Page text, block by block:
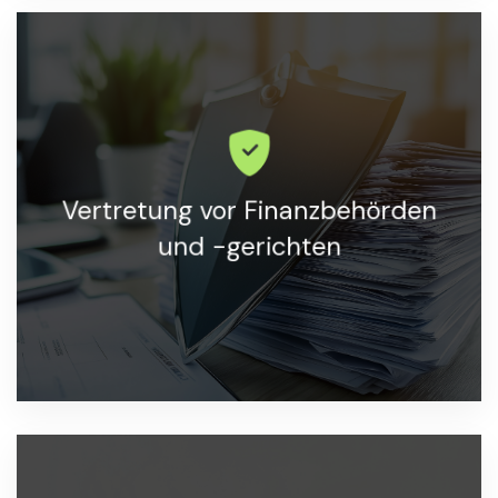
Vertretung vor Finanzbehörden
und -gerichten
Unterstützung und Vertretung bei allen
Angelegenheiten mit Finanzbehörden.
MEHR ERFAHREN